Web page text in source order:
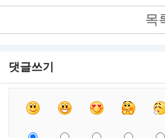
목
댓글쓰기